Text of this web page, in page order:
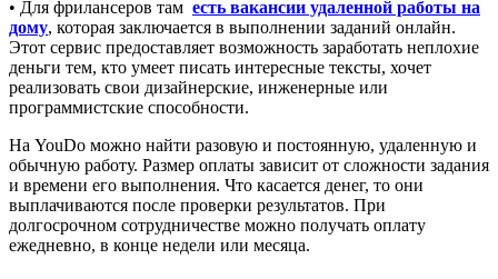
• Для фрилансеров там есть вакансии удаленной работы на
дому, которая заключается в выполнении заданий онлайн.
Этот сервис предоставляет возможность заработать неплохие
деньги тем, кто умеет писать интересные тексты, хочет
реализовать свои дизайнерские, инженерные или
программистские способности.
На YouDo можно найти разовую и постоянную, удаленную и
обычную работу. Размер оплаты зависит от сложности задания
и времени его выполнения. Что касается денег, то они
выплачиваются после проверки результатов. При
долгосрочном сотрудничестве можно получать оплату
ежедневно, в конце недели или месяца.